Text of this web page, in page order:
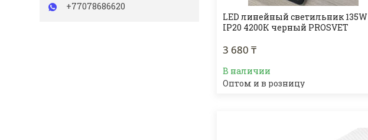
LED линейный светильник 135W
IP20 4200К черный PROSVET
3 680 ₸
В наличии
Оптом и в розницу
+77078686620